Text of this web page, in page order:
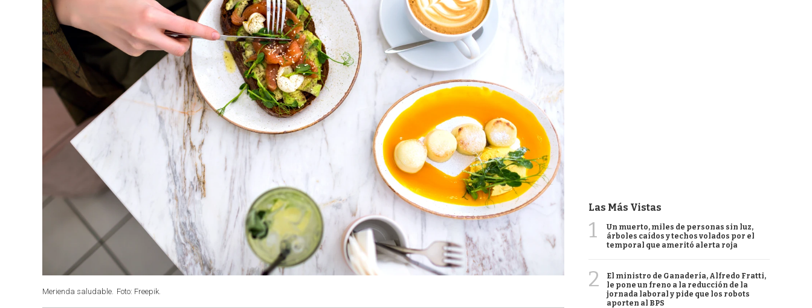
Merienda saludable. Foto: Freepik.
Las Más Vistas
1
Un muerto, miles de personas sin luz,
árboles caídos y techos volados por el
temporal que ameritó alerta roja
2
El ministro de Ganadería, Alfredo Fratti,
le pone un freno a la reducción de la
jornada laboral y pide que los robots
aporten al BPS